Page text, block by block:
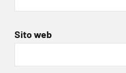
Sito web